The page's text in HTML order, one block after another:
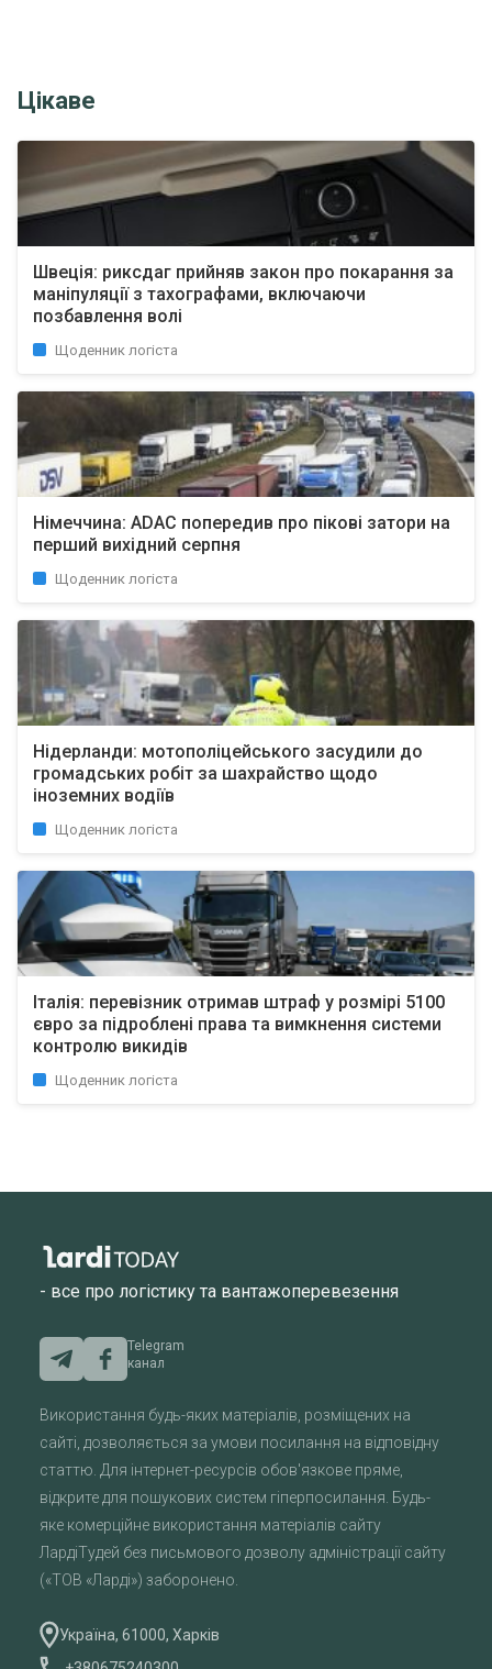
Цікаве
Швеція: риксдаг прийняв закон про покарання за
маніпуляції з тахографами, включаючи
позбавлення волі
Щоденник логіста
Німеччина: ADAC попередив про пікові затори на
перший вихідний серпня
Щоденник логіста
Нідерланди: мотополіцейського засудили до
громадських робіт за шахрайство щодо
іноземних водіїв
Щоденник логіста
Італія: перевізник отримав штраф у розмірі 5100
євро за підроблені права та вимкнення системи
контролю викидів
Щоденник логіста
- все про логістику та вантажоперевезення
Telegram
канал
Використання будь-яких матеріалів, розміщених на
сайті, дозволяється за умови посилання на відповідну
статтю. Для інтернет-ресурсів обов'язкове пряме,
відкрите для пошукових систем гіперпосилання. Будь-
яке комерційне використання матеріалів сайту
ЛардіТудей без письмового дозволу адміністрації сайту
(«ТОВ «Ларді») заборонено.
Україна, 61000, Харків